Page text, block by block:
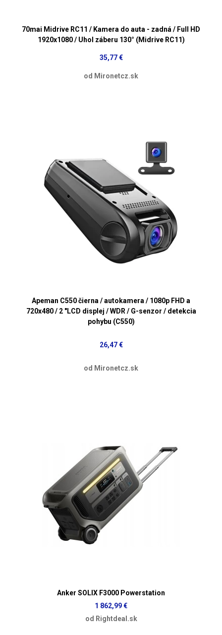
70mai Midrive RC11 / Kamera do auta - zadná / Full HD
1920x1080 / Uhol záberu 130° (Midrive RC11)
35,77 €
od Mironetcz.sk
Apeman C550 čierna / autokamera / 1080p FHD a
720x480 / 2 "LCD displej / WDR / G-senzor / detekcia
pohybu (C550)
26,47 €
od Mironetcz.sk
Anker SOLIX F3000 Powerstation
1 862,99 €
od Rightdeal.sk